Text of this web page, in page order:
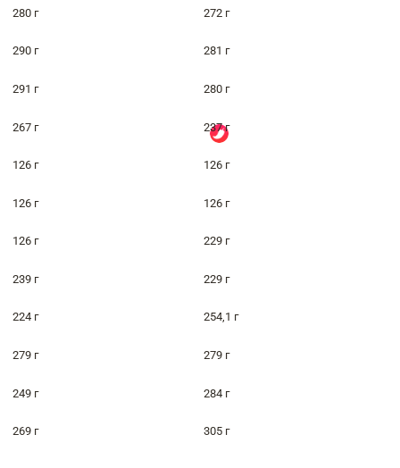
280 г 272 г
290 г 281 г
291 г 280 г
267 г 237 г
126 г 126 г
126 г 126 г
126 г 229 г
239 г 229 г
224 г 254,1 г
279 г 279 г
249 г 284 г
269 г 305 г